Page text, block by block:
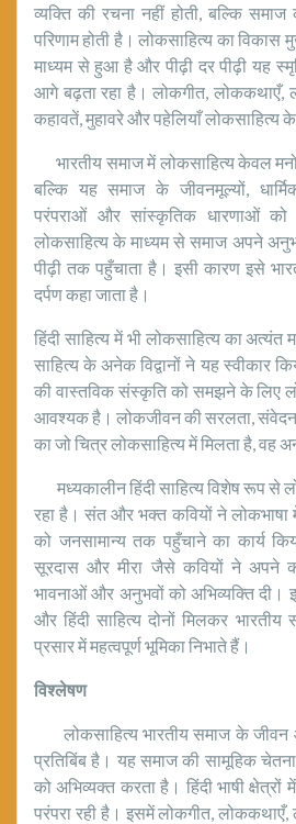
व्यक्ति की रचना नहीं होती, बल्कि
परिणाम होती है। लोकसाहित्य का विकास
माध्यम से हुआ है और पीढ़ी दर पीढ़ी यह
आगे बढ़ता रहा है। लोकगीत, लोककथाएँ,
कहावतें, मुहावरे और पहेलियाँ लोकसाहित्य
भारतीय समाज में लोकसाहित्य केवल
बल्कि यह समाज के जीवनमूल्यों,
परंपराओं और सांस्कृतिक धारणाओं को
लोकसाहित्य के माध्यम से समाज अपने
पीढ़ी तक पहुँचाता है। इसी कारण इसे
दर्पण कहा जाता है।
हिंदी साहित्य में भी लोकसाहित्य का अत्यंत
साहित्य के अनेक विद्वानों ने यह स्वीकार
की वास्तविक संस्कृति को समझने के लिए
आवश्यक है। लोकजीवन की सरलता,
का जो चित्र लोकसाहित्य में मिलता है, वह
मध्यकालीन हिंदी साहित्य विशेष रूप से
रहा है। संत और भक्त कवियों ने लोकभाषा
को जनसामान्य तक पहुँचाने का कार्य
सूरदास और मीरा जैसे कवियों ने अपने
भावनाओं और अनुभवों को अभिव्यक्ति दी।
और हिंदी साहित्य दोनों मिलकर
प्रसार में महत्वपूर्ण भूमिका निभाते हैं।
विश्लेषण
लोकसाहित्य भारतीय समाज के
प्रतिबिंब है। यह समाज की सामूहिक
को अभिव्यक्त करता है। हिंदी भाषी क्षेत्रों
परंपरा रही है। इसमें लोकगीत,